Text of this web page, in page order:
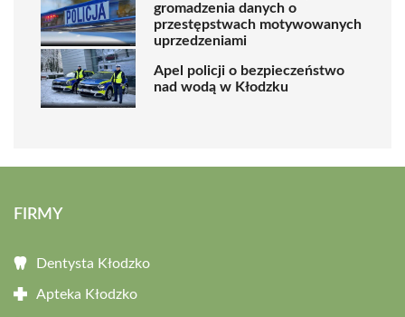
gromadzenia danych o
przestępstwach motywowanych
uprzedzeniami
Apel policji o bezpieczeństwo
nad wodą w Kłodzku
FIRMY
Dentysta Kłodzko
Apteka Kłodzko